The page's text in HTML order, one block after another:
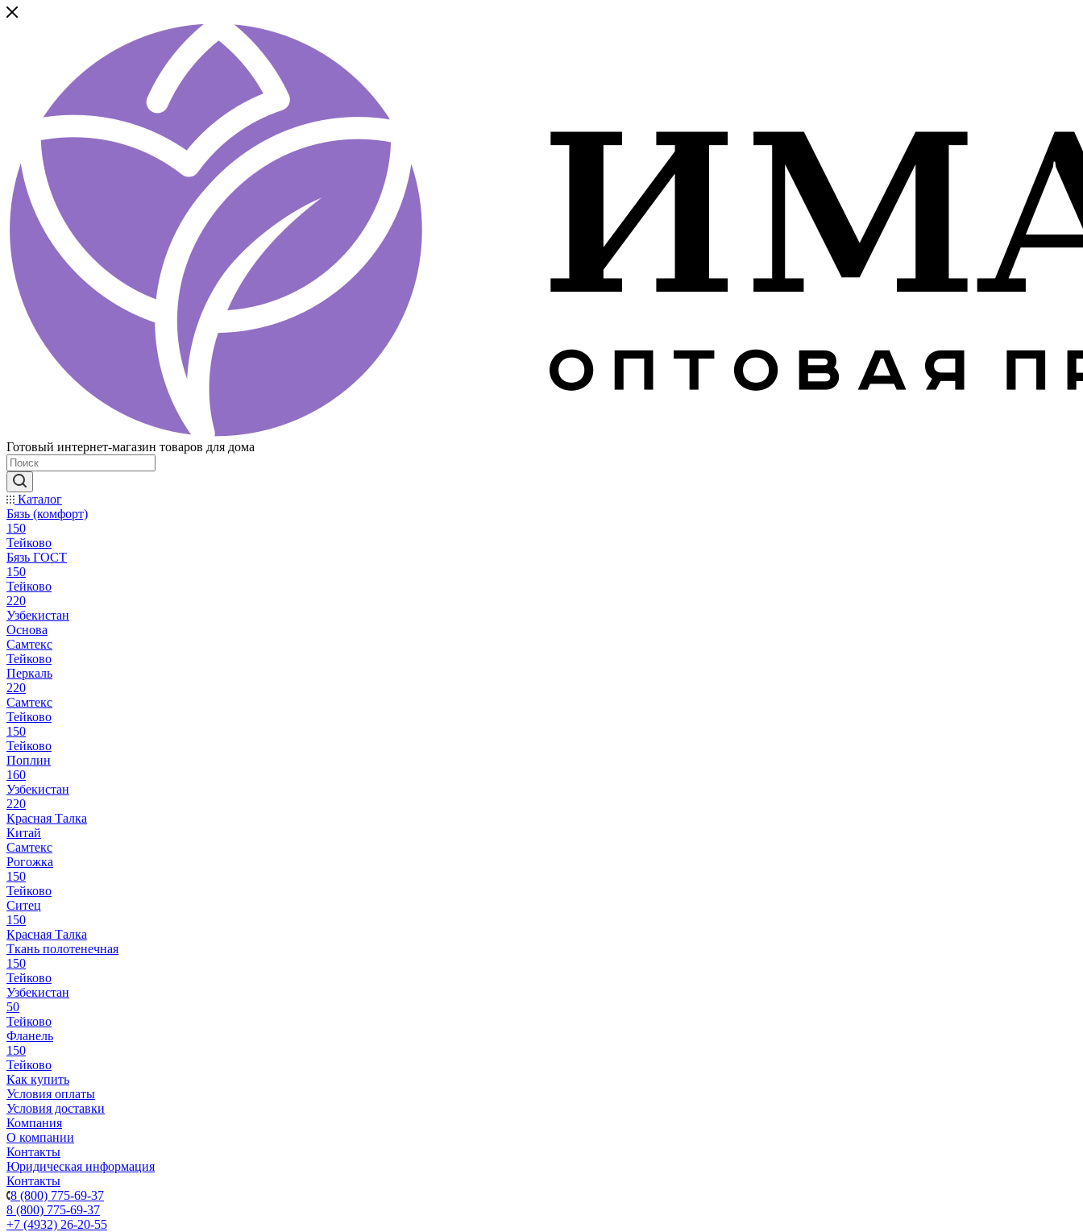
Готовый интернет-магазин товаров для дома
Каталог
Бязь (комфорт)
150
Тейково
Бязь ГОСТ
150
Тейково
220
Узбекистан
Основа
Самтекс
Тейково
Перкаль
220
Самтекс
Тейково
150
Тейково
Поплин
160
Узбекистан
220
Красная Талка
Китай
Самтекс
Рогожка
150
Тейково
Ситец
150
Красная Талка
Ткань полотенечная
150
Тейково
Узбекистан
50
Тейково
Фланель
150
Тейково
Как купить
Условия оплаты
Условия доставки
Компания
О компании
Контакты
Юридическая информация
Контакты
8 (800) 775-69-37
8 (800) 775-69-37
+7 (4932) 26-20-55